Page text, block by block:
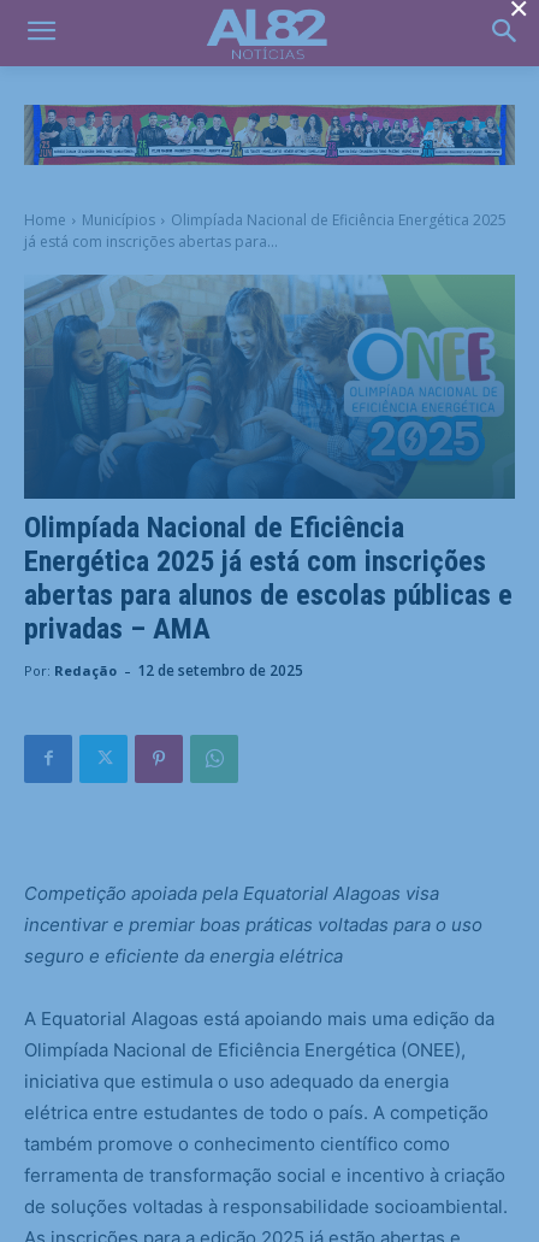
Home Municípios
Olimpíada Nacional de Eficiência Energética 2025
já está com inscrições abertas para...
Olimpíada Nacional de Eficiência
Energética 2025 já está com inscrições
abertas para alunos de escolas públicas e
privadas – AMA
Por: Redação - 12 de setembro de 2025
Competição apoiada pela Equatorial Alagoas visa
incentivar e premiar boas práticas voltadas para o uso
seguro e eficiente da energia elétrica
A Equatorial Alagoas está apoiando mais uma edição da
Olimpíada Nacional de Eficiência Energética (ONEE),
iniciativa que estimula o uso adequado da energia
elétrica entre estudantes de todo o país. A competição
também promove o conhecimento científico como
ferramenta de transformação social e incentivo à criação
de soluções voltadas à responsabilidade socioambiental.
As inscrições para a edição 2025 já estão abertas e